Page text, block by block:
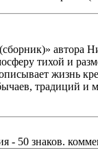
автора
тихой и
жизнь
традиций
- 50 знаков.